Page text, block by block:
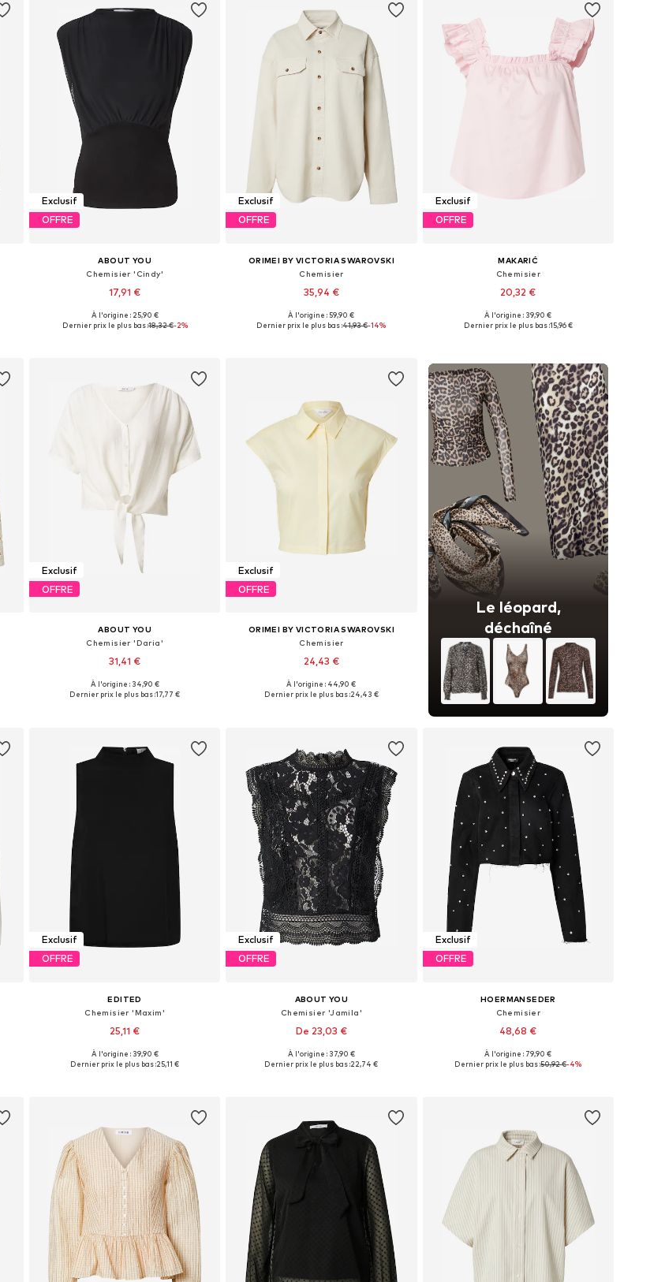
Exclusif
OFFRE
ABOUT YOU
Chemisier 'Cindy'
17,91 €
Tailles disponibles: S, M, L
À l'origine : 25,90 €
Dernier prix le plus bas :18,32 €-2%
Exclusif
OFFRE
ORIMEI BY VICTORIA SWAROVSKI
Chemisier
35,94 €
Tailles disponibles: XS, S, M, L, XL, XXL
À l'origine : 59,90 €
Dernier prix le plus bas :41,93 €-14%
Exclusif
OFFRE
MAKARIĆ
Chemisier
20,32 €
Tailles disponibles: XS, M, L, XL, XXL
À l'origine : 39,90 €
Dernier prix le plus bas :15,96 €
Exclusif
OFFRE
ABOUT YOU
Chemisier 'Daria'
31,41 €
Tailles disponibles: XS, S, M, L, XL, XXL
À l'origine : 34,90 €
Dernier prix le plus bas :17,77 €
Exclusif
OFFRE
ORIMEI BY VICTORIA SWAROVSKI
Chemisier
24,43 €
Tailles disponibles: XS, S, M, L, XL, XXL
À l'origine : 44,90 €
Dernier prix le plus bas :24,43 €
Le léopard,
déchaîné
Exclusif
OFFRE
EDITED
Chemisier 'Maxim'
25,11 €
Tailles disponibles: XS, S, M, L, XL
À l'origine : 39,90 €
Dernier prix le plus bas :25,11 €
Exclusif
OFFRE
ABOUT YOU
Chemisier 'Jamila'
De 23,03 €
Tailles disponibles: XS, S, M, L, XL
À l'origine : 37,90 €
Dernier prix le plus bas :22,74 €
Exclusif
OFFRE
HOERMANSEDER
Chemisier
48,68 €
Tailles disponibles: XS, S, M, L, XL, XXL
À l'origine : 79,90 €
Dernier prix le plus bas :50,92 €-4%